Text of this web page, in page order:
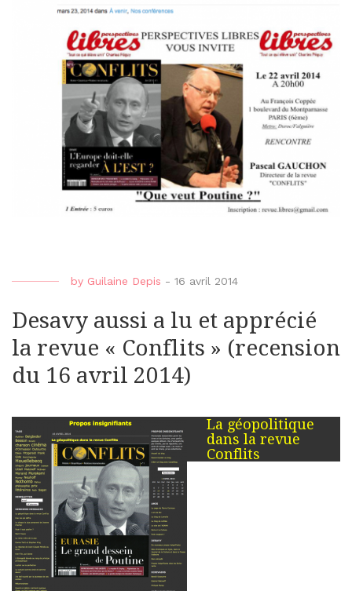
by Guilaine Depis - 16 avril 2014
Desavy aussi a lu et apprécié
la revue « Conflits » (recension
du 16 avril 2014)
La géopolitique
dans la revue
Conflits